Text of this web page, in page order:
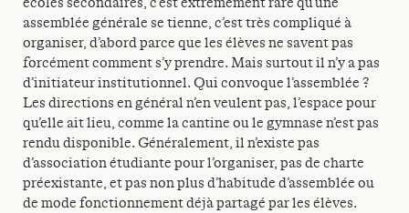
assemblée générale se tienne, c’est très compliqué à
organiser, d’abord parce que les élèves ne savent pas
forcément comment s’y prendre. Mais surtout il n’y a pas
d’initiateur institutionnel. Qui convoque l’assemblée ?
Les directions en général n’en veulent pas, l’espace pour
qu’elle ait lieu, comme la cantine ou le gymnase n’est pas
rendu disponible. Généralement, il n’existe pas
d’association étudiante pour l’organiser, pas de charte
préexistante, et pas non plus d’habitude d’assemblée ou
de mode fonctionnement déjà partagé par les élèves.